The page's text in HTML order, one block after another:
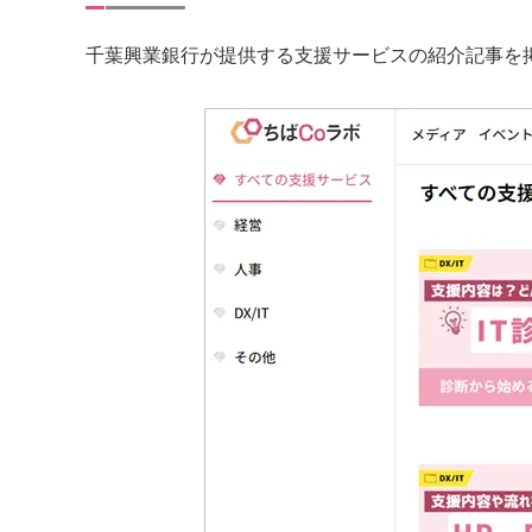
千葉興業銀行が提供する支援サービスの紹介記事